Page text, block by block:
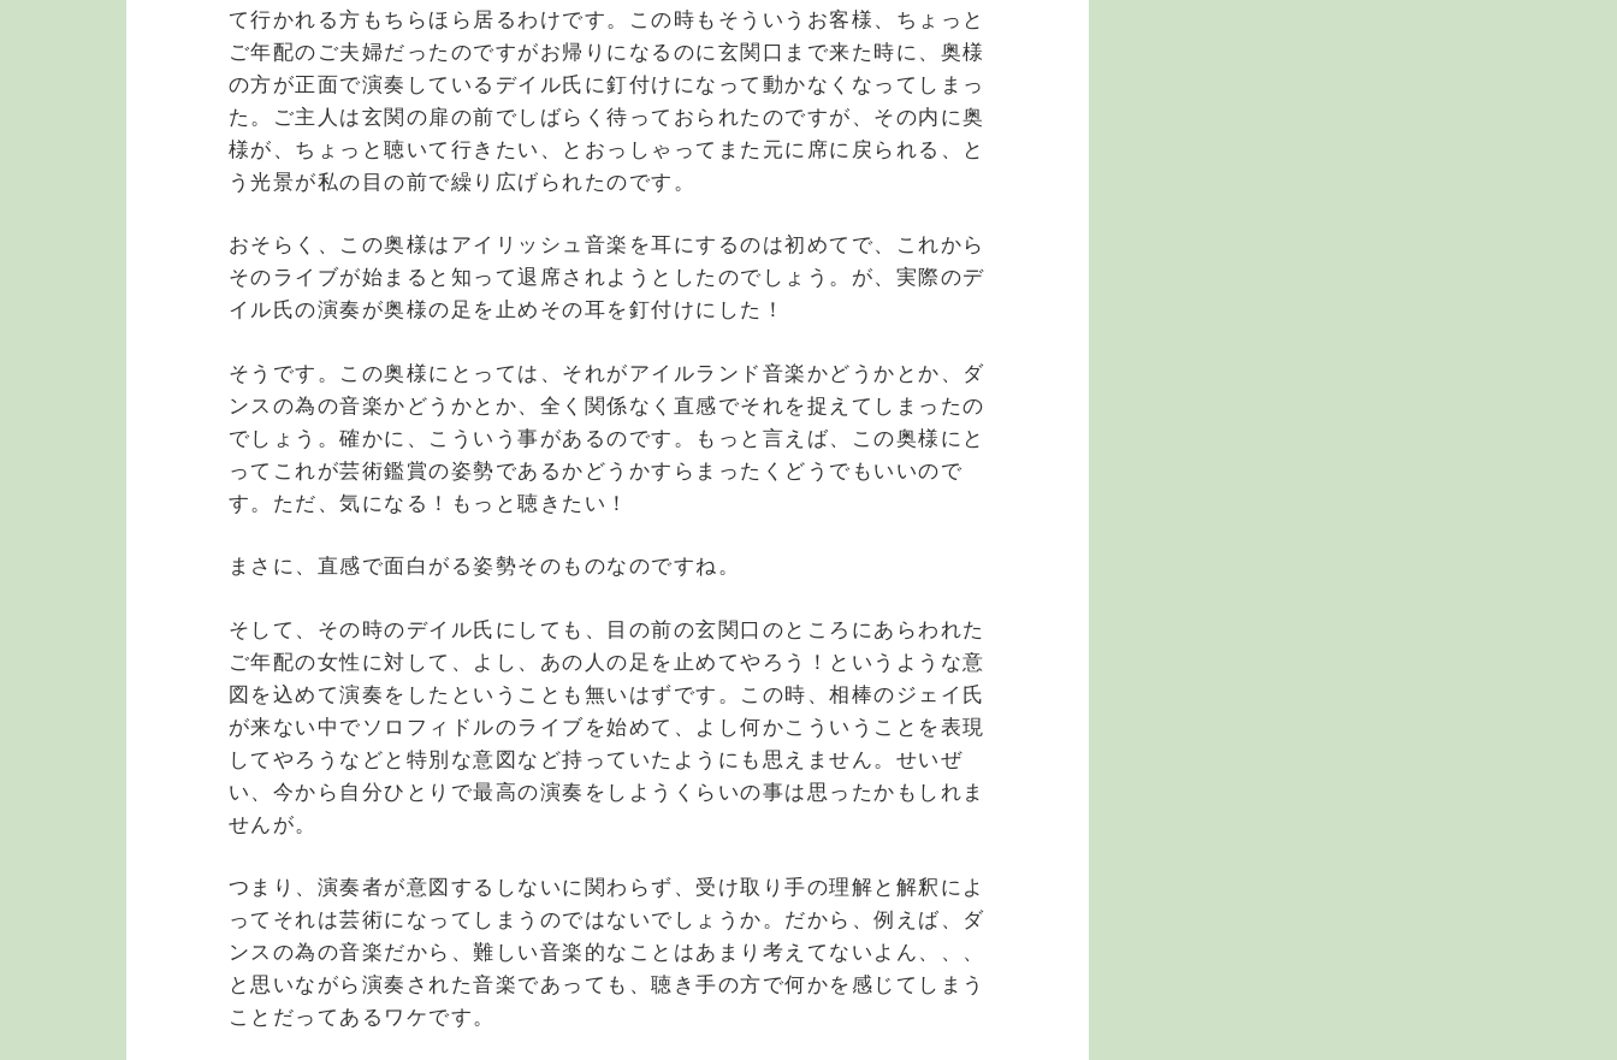
て行かれる方もちらほら居るわけです。この時もそういうお客様、ちょっと
ご年配のご夫婦だったのですがお帰りになるのに玄関口まで来た時に、奥様
の方が正面で演奏しているデイル氏に釘付けになって動かなくなってしまっ
た。ご主人は玄関の扉の前でしばらく待っておられたのですが、その内に奥
様が、ちょっと聴いて行きたい、とおっしゃってまた元に席に戻られる、と
う光景が私の目の前で繰り広げられたのです。
おそらく、この奥様はアイリッシュ音楽を耳にするのは初めてで、これから
そのライブが始まると知って退席されようとしたのでしょう。が、実際のデ
イル氏の演奏が奥様の足を止めその耳を釘付けにした！
そうです。この奥様にとっては、それがアイルランド音楽かどうかとか、ダ
ンスの為の音楽かどうかとか、全く関係なく直感でそれを捉えてしまったの
でしょう。確かに、こういう事があるのです。もっと言えば、この奥様にと
ってこれが芸術鑑賞の姿勢であるかどうかすらまったくどうでもいいので
す。ただ、気になる！もっと聴きたい！
まさに、直感で面白がる姿勢そのものなのですね。
そして、その時のデイル氏にしても、目の前の玄関口のところにあらわれた
ご年配の女性に対して、よし、あの人の足を止めてやろう！というような意
図を込めて演奏をしたということも無いはずです。この時、相棒のジェイ氏
が来ない中でソロフィドルのライブを始めて、よし何かこういうことを表現
してやろうなどと特別な意図など持っていたようにも思えません。せいぜ
い、今から自分ひとりで最高の演奏をしようくらいの事は思ったかもしれま
せんが。
つまり、演奏者が意図するしないに関わらず、受け取り手の理解と解釈によ
ってそれは芸術になってしまうのではないでしょうか。だから、例えば、ダ
ンスの為の音楽だから、難しい音楽的なことはあまり考えてないよん、、、
と思いながら演奏された音楽であっても、聴き手の方で何かを感じてしまう
ことだってあるワケです。